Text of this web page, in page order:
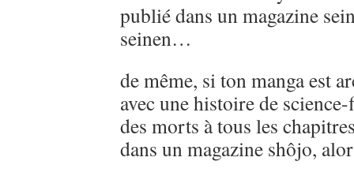
publié dans un magazine
seinen…
de même, si ton manga est
avec une histoire de
des morts à tous les
dans un magazine shôjo,